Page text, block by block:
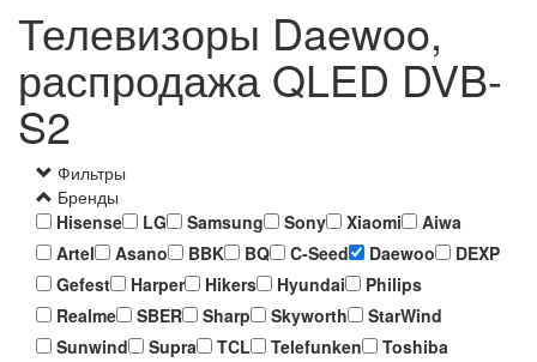
Телевизоры Daewoo,
распродажа QLED DVB-
S2
Фильтры
Бренды
Hisense
LG Samsung Sony Xiaomi
Aiwa
Artel
Asano BBK BQ C-Seed Daewoo
DEXP
Gefest
Harper Hikers Hyundai
Philips
Realme
SBER Sharp Skyworth
StarWind
Sunwind
Supra TCL Telefunken
Toshiba